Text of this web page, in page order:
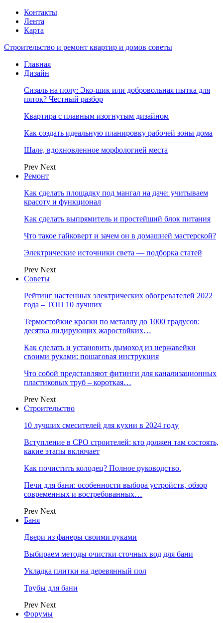
Контакты
Лента
Карта
Строительство и ремонт квартир и домов советы
Главная
Дизайн
Сизаль на полу: Эко-шик или добровольная пытка для
пяток? Честный разбор
Квартира с плавным изогнутым дизайном
Как создать идеальную планировку рабочей зоны дома
Шале, вдохновленное морфологией места
Prev Next
Ремонт
Как сделать площадку под мангал на даче: учитываем
красоту и функционал
Как сделать выпрямитель и простейший блок питания
Что такое гайковерт и зачем он в домашней мастерской?
Электрические источники света — подборка статей
Prev Next
Советы
Рейтинг настенных электрических обогревателей 2022
года – ТОП 10 лучших
Термостойкие краски по металлу до 1000 градусов:
десятка лидирующих жаростойких…
Как сделать и установить дымоход из нержавейки
своими руками: пошаговая инструкция
Что собой представляют фитинги для канализационных
пластиковых труб – короткая…
Prev Next
Строительство
10 лучших смесителей для кухни в 2024 году
Вступление в СРО строителей: кто должен там состоять,
какие этапы включает
Как почистить колодец? Полное руководство.
Печи для бани: особенности выбора устройств, обзор
современных и востребованных…
Prev Next
Баня
Двери из фанеры своими руками
Выбираем методы очистки сточных вод для бани
Укладка плитки на деревянный пол
Трубы для бани
Prev Next
Форумы